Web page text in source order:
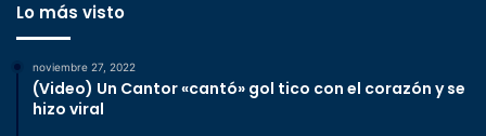
Lo más visto
noviembre 27, 2022
(Video) Un Cantor «cantó» gol tico con el corazón y se
hizo viral